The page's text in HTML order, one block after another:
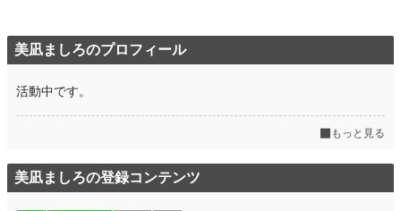
美凪ましろのプロフィール
活動中です。
もっと見る
美凪ましろの登録コンテンツ